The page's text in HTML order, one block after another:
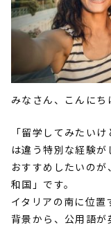
みなさん、こんに
「留学してみたい
は違う特別な経験
おすすめしたいの
和国」です。
イタリアの南に位
背景から、公用語が